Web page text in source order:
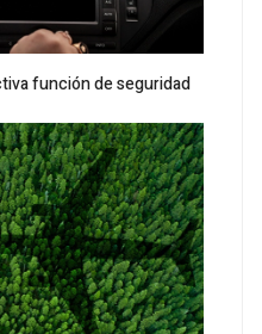
función de seguridad